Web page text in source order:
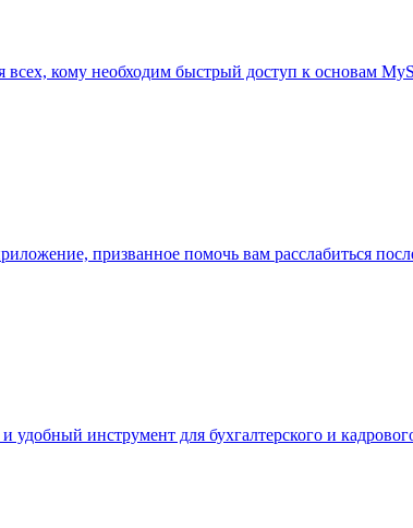
кому необходим быстрый доступ к основам
призванное помочь вам расслабиться
инструмент для бухгалтерского и